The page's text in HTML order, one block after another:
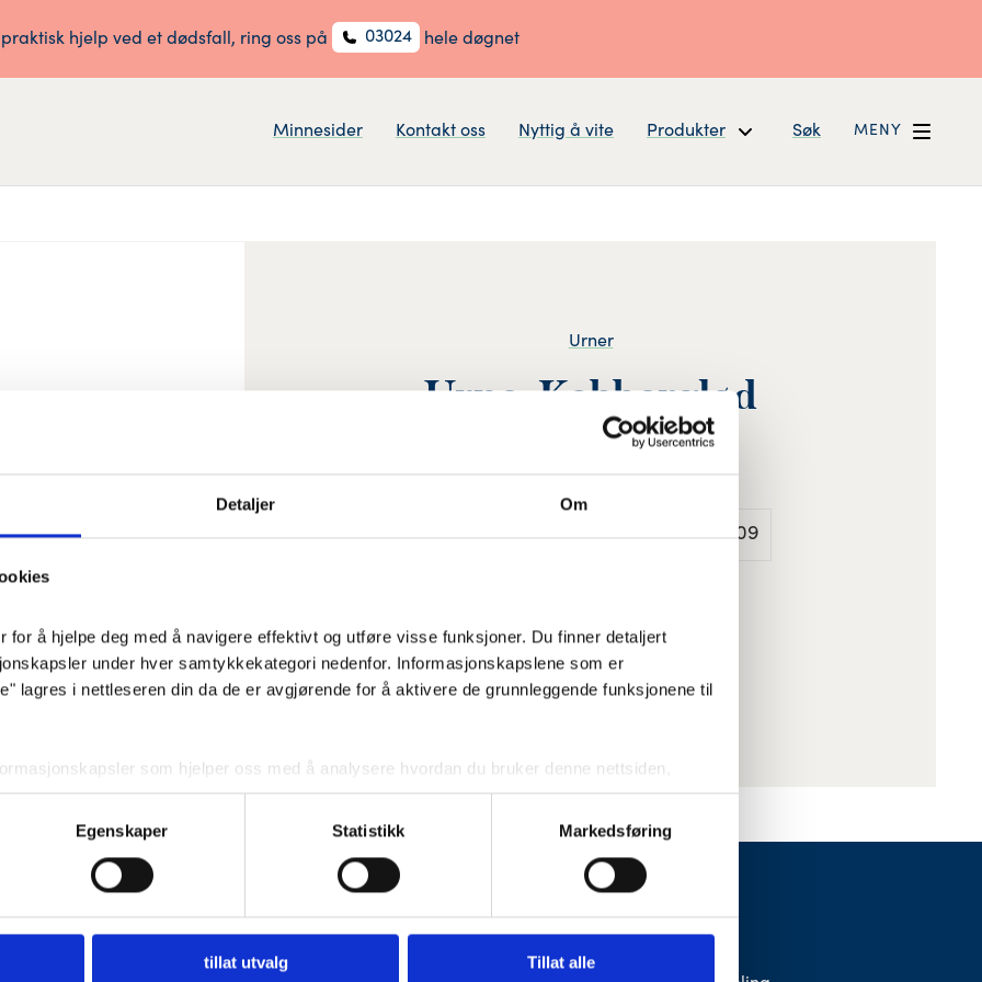
Detaljer Om
for å hjelpe deg med å navigere effektivt og utføre visse funksjoner. Du finner detaljert
under hver samtykkekategori nedenfor. Informasjonskapslene som er
lagres i nettleseren din da de er avgjørende for å aktivere de grunnleggende funksjonene til
som hjelper oss med å analysere hvordan du bruker denne nettsiden,
innhold og annonser som er relevante for deg. Disse informasjonskapslene vil kun bli
forhåndssamtykke.
noen eller alle disse informasjonskapslene, men deaktivering av noen av dem kan
Egenskaper Statistikk Markedsføring
tillat utvalg Tillat alle
praktisk hjelp ved et dødsfall, ring oss på 03024 hele døgnet
Minnesider Kontakt oss Nyttig å vite Produkter Søk MENY
Urner
Urne, Kobberglød
Dreiet furu heltre.
Pris: 2290 kr Varenummer: 221009